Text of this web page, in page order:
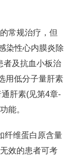
常规治疗，但
染性心内膜炎除
者及抗血小板治
用低分子量肝素
肝素(见第4章-
能。
纤维蛋白原含量
效的患者可考